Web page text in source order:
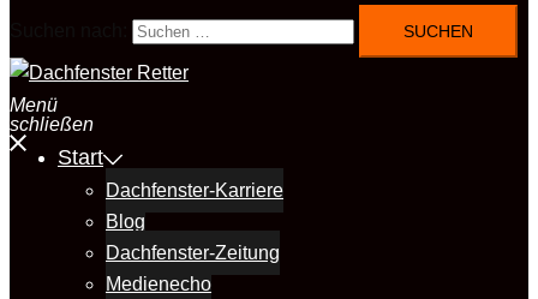
Menü
schließen
Start
Dachfenster-Karriere
Blog
Dachfenster-Zeitung
Medienecho